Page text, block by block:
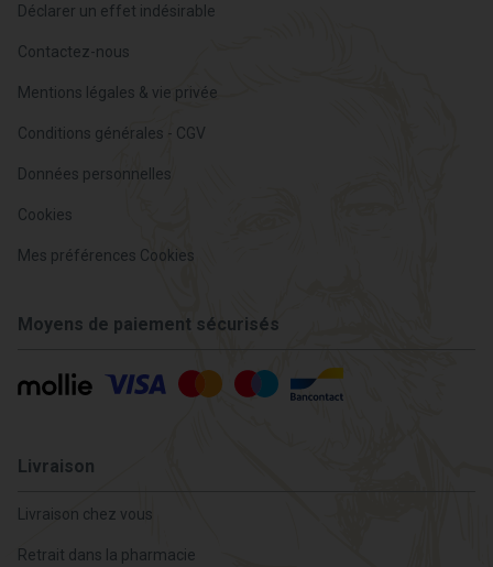
Déclarer un effet indésirable
Contactez-nous
Mentions légales & vie privée
Conditions générales - CGV
Données personnelles
Cookies
Mes préférences Cookies
Moyens de paiement sécurisés
Livraison
Livraison chez vous
Retrait dans la pharmacie